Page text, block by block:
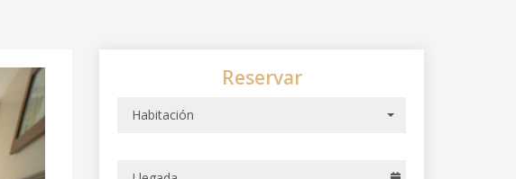
Reservar
Habitación